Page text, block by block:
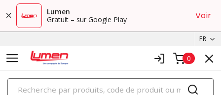
Lumen
Gratuit – sur Google Play
Voir
FR
0
PRODUITS